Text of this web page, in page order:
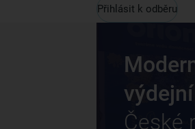
Přihlásit k odběru
České